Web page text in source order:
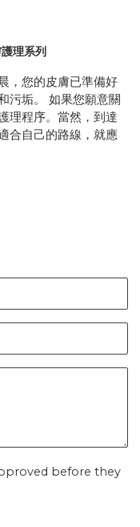
理系列
，您的皮膚已準備好
污垢。 如果您願意關
理程序。當然，到達
合自己的路線，就應
before they